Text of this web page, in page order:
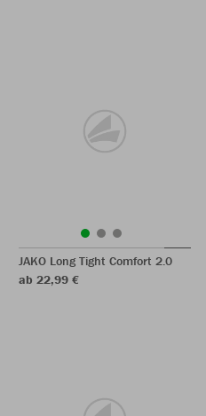
JAKO Long Tight Comfort 2.0
ab 22,99 €